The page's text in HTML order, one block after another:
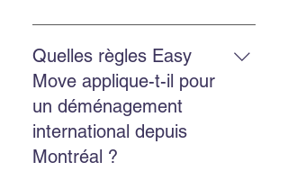
Faites un inventaire, planifiez les
horaires, choisissez les services
d’emballage et de transport, puis
confirmez les détails avec l’équipe.
Quelles règles Easy
Move applique-t-il pour
un déménagement
international depuis
Montréal ?